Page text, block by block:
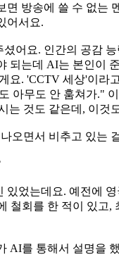
면 방송에 쓸 수 없는
어서요.
어요. 인간의 공감
되는데 AI는 본인이
요. 'CCTV 세상'이라
아무도 안 훔쳐가."
는 것도 같은데, 이것
오면서 비추고 있는
었는데요. 예전에
철회를 한 적이 있고
AI를 통해서 설명을